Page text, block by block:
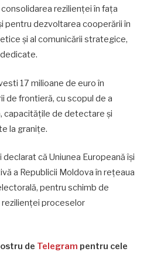
rezilienței în fața
pentru dezvoltarea cooperării în
și al comunicării strategice,
17 milioane de euro în
de frontieră, cu scopul de a
capacitățile de detectare și
la granițe.
că Uniunea Europeană își
a Republicii Moldova în rețeaua
pentru schimb de
proceselor
de Telegram pentru cele